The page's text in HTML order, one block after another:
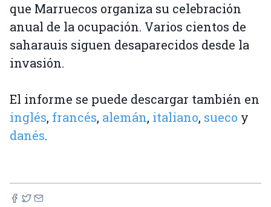
que Marruecos organiza su celebración
anual de la ocupación. Varios cientos de
saharauis siguen desaparecidos desde la
invasión.
El informe se puede descargar también en
inglés, francés, alemán, italiano, sueco y
danés.